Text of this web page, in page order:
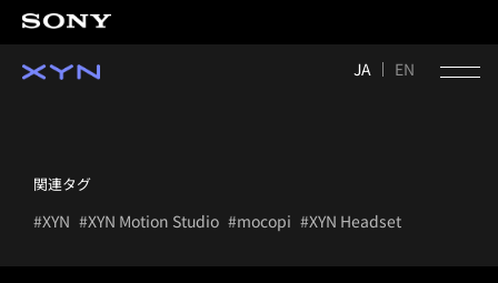
JA EN
関連タグ
#XYN #XYN Motion Studio #mocopi #XYN Headset